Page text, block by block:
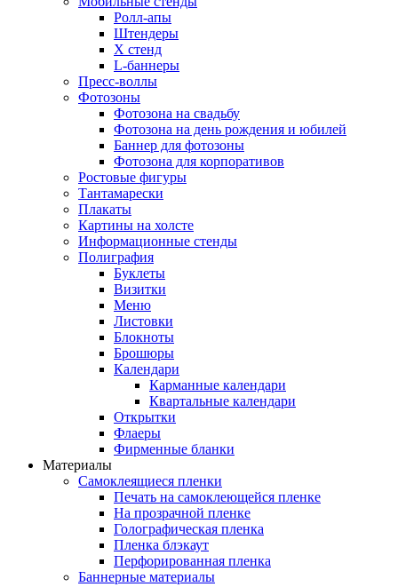
Ролл-апы
Штендеры
Х стенд
L-баннеры
Пресс-воллы
Фотозоны
Фотозона на свадьбу
Фотозона на день рождения и юбилей
Баннер для фотозоны
Фотозона для корпоративов
Ростовые фигуры
Тантамарески
Плакаты
Картины на холсте
Информационные стенды
Полиграфия
Буклеты
Визитки
Меню
Листовки
Блокноты
Брошюры
Календари
Карманные календари
Квартальные календари
Открытки
Флаеры
Фирменные бланки
Материалы
Самоклеящиеся пленки
Печать на самоклеющейся пленке
На прозрачной пленке
Голографическая пленка
Пленка блэкаут
Перфорированная пленка
Баннерные материалы